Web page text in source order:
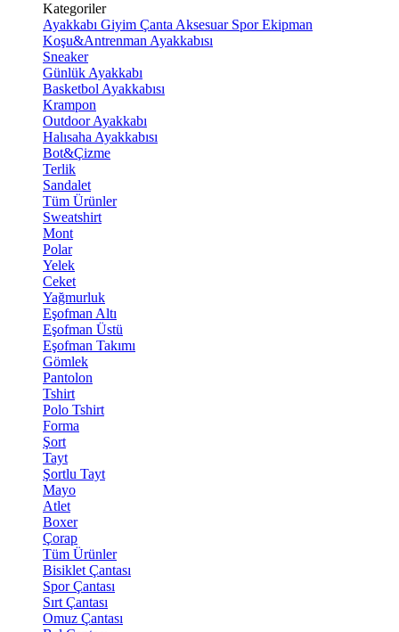
Kategoriler
Ayakkabı Giyim Çanta Aksesuar Spor Ekipman
Koşu&Antrenman Ayakkabısı
Sneaker
Günlük Ayakkabı
Basketbol Ayakkabısı
Krampon
Outdoor Ayakkabı
Halısaha Ayakkabısı
Bot&Çizme
Terlik
Sandalet
Tüm Ürünler
Sweatshirt
Mont
Polar
Yelek
Ceket
Yağmurluk
Eşofman Altı
Eşofman Üstü
Eşofman Takımı
Gömlek
Pantolon
Tshirt
Polo Tshirt
Forma
Şort
Tayt
Şortlu Tayt
Mayo
Atlet
Boxer
Çorap
Tüm Ürünler
Bisiklet Çantası
Spor Çantası
Sırt Çantası
Omuz Çantası